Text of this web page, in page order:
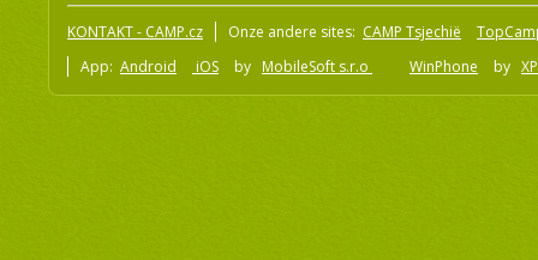
KONTAKT - CAMP.cz Onze andere sites: CAMP Tsjechië
App: Android iOS by MobileSoft s.r.o WinPhone by